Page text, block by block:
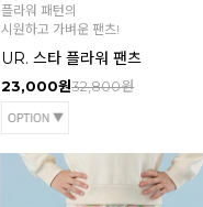
플라워 패턴의
시원하고 가벼운 팬츠!
UR. 스타 플라워 팬츠
23,000원32,800원